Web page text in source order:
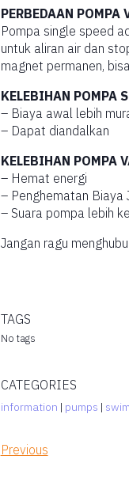
PERBEDAAN POMPA
Pompa single speed
untuk aliran air dan
magnet permanen,
KELEBIHAN POMPA
– Biaya awal lebih
– Dapat diandalkan
KELEBIHAN POMPA
– Hemat energi
– Penghematan Biaya
– Suara pompa lebih
Jangan ragu
TAGS
No tags
CATEGORIES
information | pumps |
Previous